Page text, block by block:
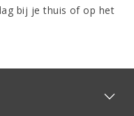
bij je thuis of op het